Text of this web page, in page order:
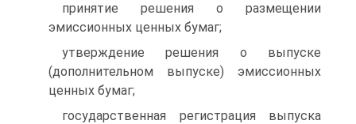
принятие решения о размещении
эмиссионных ценных бумаг;
утверждение решения о выпуске
(дополнительном выпуске) эмиссионных
ценных бумаг;
государственная регистрация выпуска